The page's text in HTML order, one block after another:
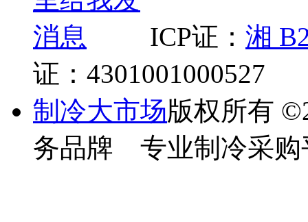
ICP证： 湘
证：4301001000527
制冷大市场版权所有 ©
务品牌 专业制冷采购